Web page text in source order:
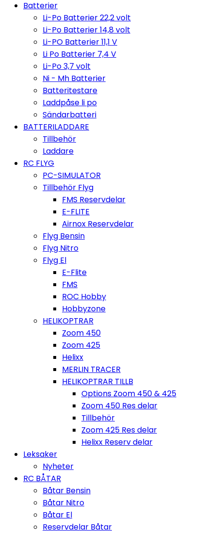
Batterier
Li-Po Batterier 22,2 volt
Li-Po Batterier 14,8 volt
Li-PO Batterier 11,1 V
Li Po Batterier 7,4 V
Li-Po 3,7 volt
Ni - Mh Batterier
Batteritestare
Laddpåse li po
Sändarbatteri
BATTERILADDARE
Tillbehör
Laddare
RC FLYG
PC-SIMULATOR
Tillbehör Flyg
FMS Reservdelar
E-FLITE
Airnox Reservdelar
Flyg Bensin
Flyg Nitro
Flyg El
E-Flite
FMS
ROC Hobby
Hobbyzone
HELIKOPTRAR
Zoom 450
Zoom 425
Helixx
MERLIN TRACER
HELIKOPTRAR TILLB
Options Zoom 450 & 425
Zoom 450 Res delar
Tillbehör
Zoom 425 Res delar
Helixx Reserv delar
Leksaker
Nyheter
RC BÅTAR
Båtar Bensin
Båtar Nitro
Båtar El
Reservdelar Båtar